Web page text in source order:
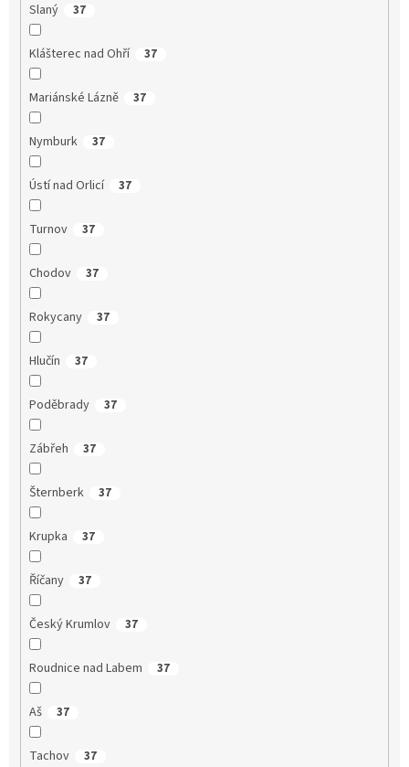
Slaný 37
Klášterec nad Ohří 37
Mariánské Lázně 37
Nymburk 37
Ústí nad Orlicí 37
Turnov 37
Chodov 37
Rokycany 37
Hlučín 37
Poděbrady 37
Zábřeh 37
Šternberk 37
Krupka 37
Říčany 37
Český Krumlov 37
Roudnice nad Labem 37
Aš 37
Tachov 37